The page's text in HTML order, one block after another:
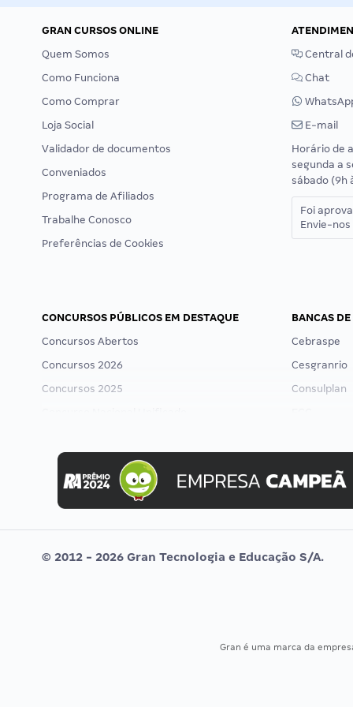
GRAN CURSOS ONLINE
Quem Somos
Como Funciona
Como Comprar
Loja Social
Validador de documentos
Conveniados
Programa de Afiliados
Trabalhe Conosco
Preferências de Cookies
Central
Chat
E-mail
Horário de
segunda a
sábado (9h
Foi
Envie-
CONCURSOS PÚBLICOS EM DESTAQUE
Concursos Abertos
Concursos 2026
Concursos 2025
Concurso MPU
Editais publicados
BANCAS
Cebraspe
Cesgranrio
Consulplan
Selecon
Uniase
Vunesp
© 2012 - 2026 Gran Tecnologia e Educação S/A.
Gran é uma marca da